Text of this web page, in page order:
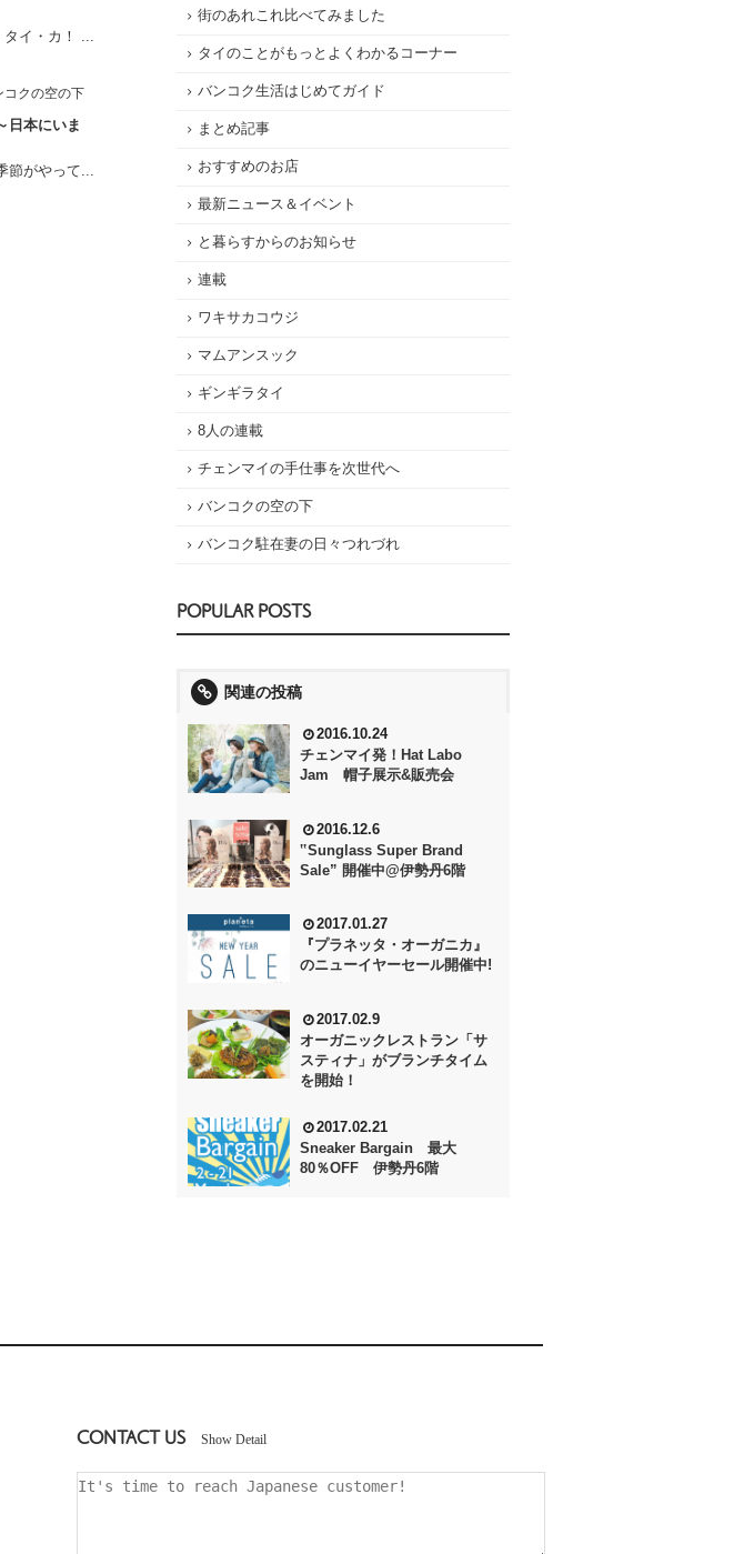
イ・カ！ ...
コクの空の下
日本にいま
がやって...
街のあれこれ比べてみました
タイのことがもっとよくわかるコーナー
バンコク生活はじめてガイド
まとめ記事
おすすめのお店
最新ニュース＆イベント
と暮らすからのお知らせ
連載
ワキサカコウジ
マムアンスック
ギンギラタイ
8人の連載
チェンマイの手仕事を次世代へ
バンコクの空の下
バンコク駐在妻の日々つれづれ
POPULAR POSTS
関連の投稿
2016.10.24
チェンマイ発！Hat Labo
Jam 帽子展示&販売会
2016.12.6
‟Sunglass Super Brand
Sale” 開催中@伊勢丹6階
2017.01.27
『プラネッタ・オーガニカ』
のニューイヤーセール開催中!
2017.02.9
オーガニックレストラン「サ
スティナ」がブランチタイム
を開始！
2017.02.21
Sneaker Bargain 最大
80％OFF 伊勢丹6階
CONTACT US Show Detail